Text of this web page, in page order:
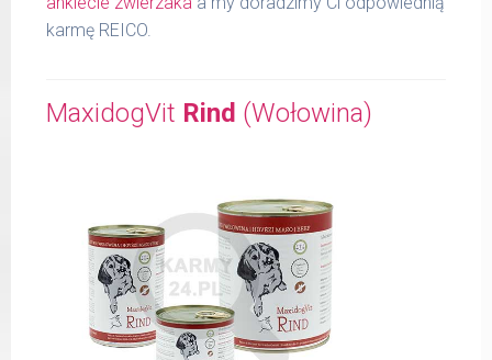
karmę REICO.
MaxidogVit Rind (Wołowina)